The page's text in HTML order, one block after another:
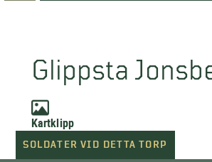
Glippsta
Kartklipp
SOLDATER VID DETTA TORP